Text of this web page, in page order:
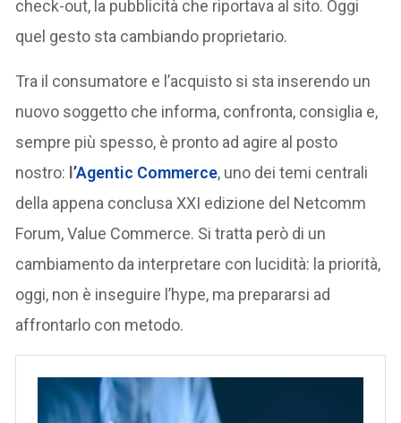
check-out, la pubblicità che riportava al sito. Oggi
quel gesto sta cambiando proprietario.
Tra il consumatore e l’acquisto si sta inserendo un
nuovo soggetto che informa, confronta, consiglia e,
sempre più spesso, è pronto ad agire al posto
nostro: l’Agentic Commerce, uno dei temi centrali
della appena conclusa XXI edizione del Netcomm
Forum, Value Commerce. Si tratta però di un
cambiamento da interpretare con lucidità: la priorità,
oggi, non è inseguire l’hype, ma prepararsi ad
affrontarlo con metodo.